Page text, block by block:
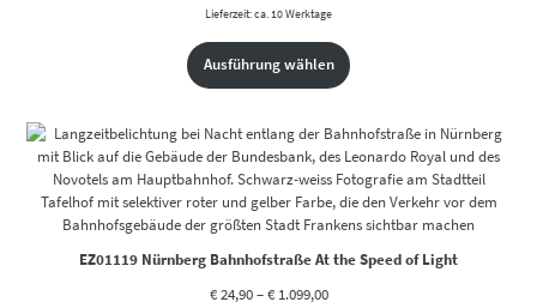
Lieferzeit: ca. 10 Werktage
Ausführung wählen
EZ01119 Nürnberg Bahnhofstraße At the Speed of Light
€24,90–€1.099,00